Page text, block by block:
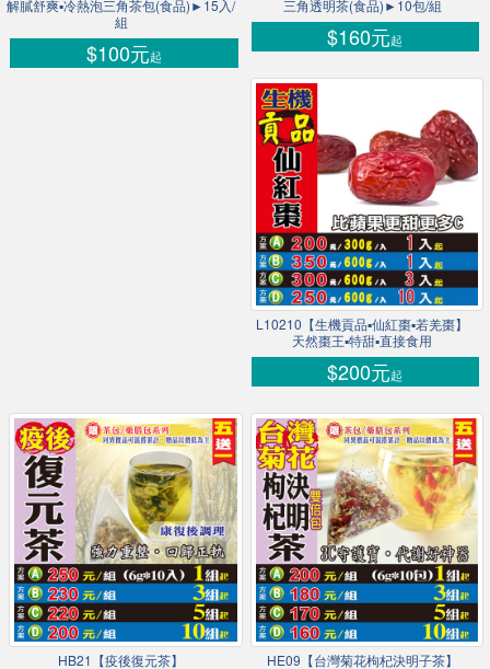
解膩舒爽▪冷熱泡三角茶包(食品)►15入/
組
$100元起
三角透明茶(食品)►10包/組
$160元起
L10210【生機貢品▪仙紅棗▪若羌棗】
天然棗王▪特甜▪直接食用
$200元起
HB21【疫後復元茶】
HE09【台灣菊花枸杞決明子茶】